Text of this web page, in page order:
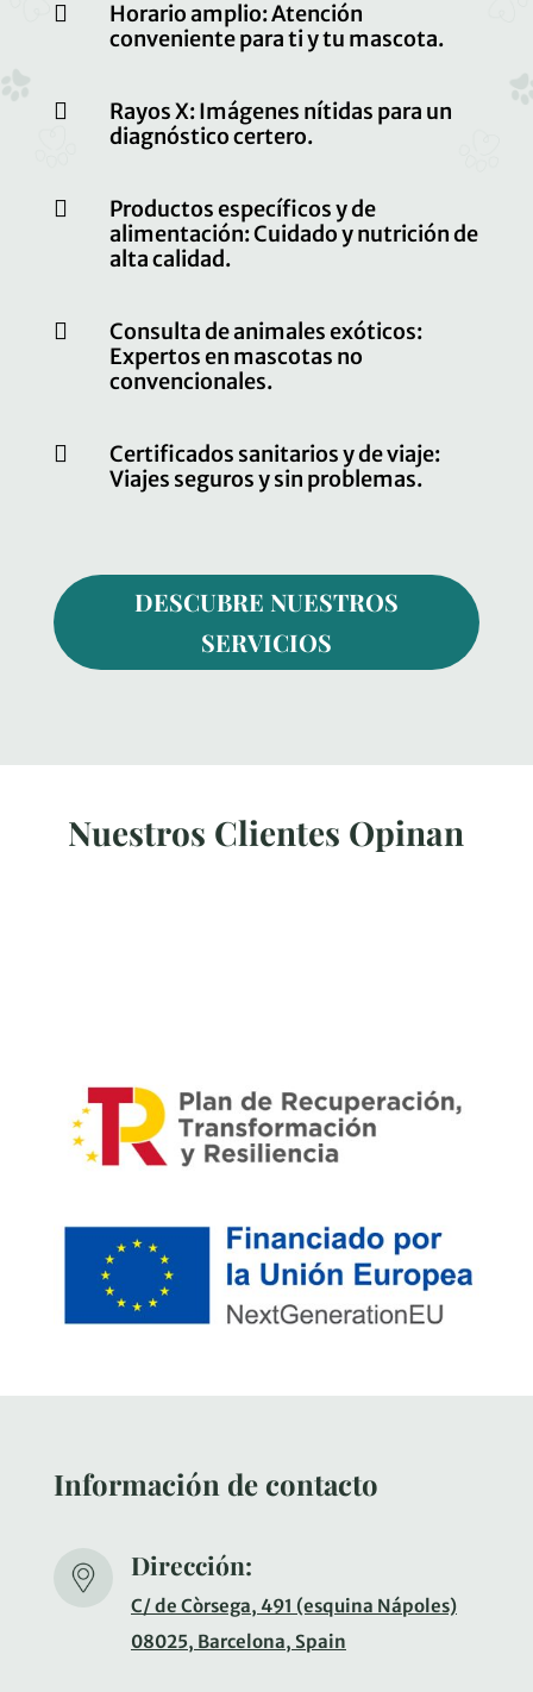

Horario amplio: Atención
conveniente para ti y tu mascota.

Rayos X: Imágenes nítidas para un
diagnóstico certero.

Productos específicos y de
alimentación: Cuidado y nutrición de
alta calidad.

Consulta de animales exóticos:
Expertos en mascotas no
convencionales.

Certificados sanitarios y de viaje:
Viajes seguros y sin problemas.
DESCUBRE NUESTROS
SERVICIOS
Nuestros Clientes Opinan
Información de contacto
Dirección:
C/ de Còrsega, 491 (esquina Nápoles)
08025, Barcelona, Spain